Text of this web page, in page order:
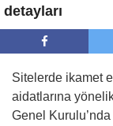
detayları
Sitelerde ikamet
aidatlarına
Genel